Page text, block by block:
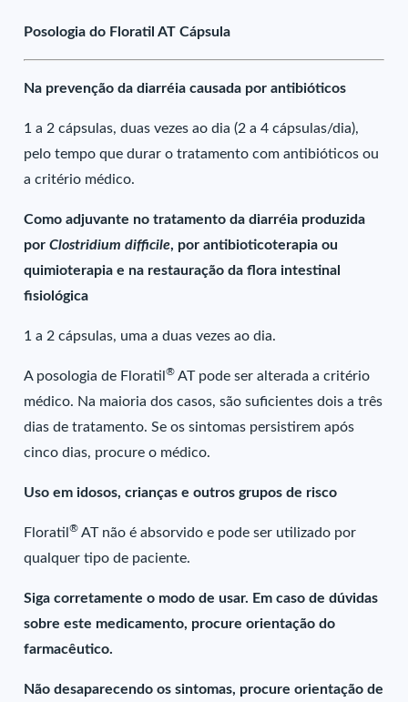
Posologia do Floratil AT Cápsula
Na prevenção da diarréia causada por antibióticos
1 a 2 cápsulas, duas vezes ao dia (2 a 4 cápsulas/dia),
pelo tempo que durar o tratamento com antibióticos ou
a critério médico.
Como adjuvante no tratamento da diarréia produzida
porClostridium difficile, por antibioticoterapia ou
quimioterapia e na restauração da flora intestinal
fisiológica
1 a 2 cápsulas, uma a duas vezes ao dia.
A posologia de Floratil® AT pode ser alterada a critério
médico. Na maioria dos casos, são suficientes dois a três
dias de tratamento. Se os sintomas persistirem após
cinco dias, procure o médico.
Uso em idosos, crianças e outros grupos de risco
Floratil® AT não é absorvido e pode ser utilizado por
qualquer tipo de paciente.
Siga corretamente o modo de usar. Em caso de dúvidas
sobre este medicamento, procure orientação do
farmacêutico.
Não desaparecendo os sintomas, procure orientação de